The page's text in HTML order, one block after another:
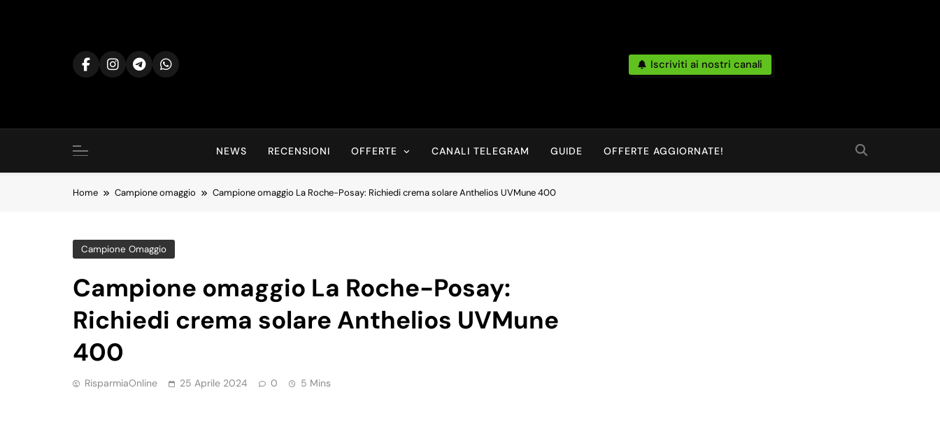
Risparmia Online
Iscriviti ai nostri canali
NEWS RECENSIONI OFFERTE CANALI TELEGRAM GUIDE OFFERTE AGGIORNATE!
Home Campione omaggio Campione omaggio La Roche-Posay: Richiedi crema solare Anthelios UVMune 400
Campione Omaggio
Campione omaggio La Roche-Posay:
Richiedi crema solare Anthelios UVMune
400
RisparmiaOnline 25 Aprile 2024 0 5 Mins